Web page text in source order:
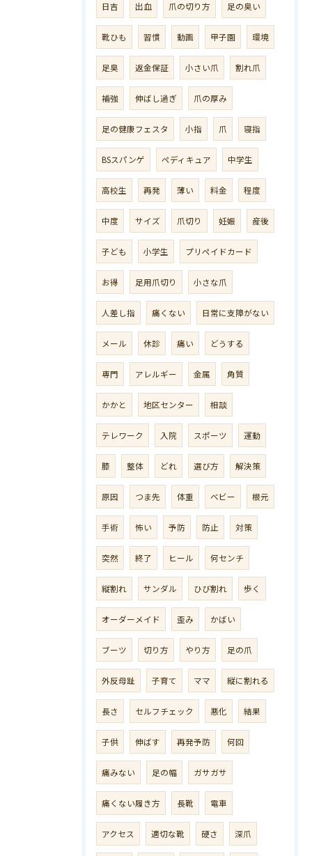
日吉 出血 爪の切り方 足の臭い
靴ひも 習慣 動画 甲子園 環境
足臭 返金保証 小さい爪 割れ爪
補強 伸ばし過ぎ 爪の厚み
足の健康フェスタ 小指 爪 寝指
BSスパンゲ ペディキュア 中学生
高校生 再発 薄い 料金 程度
中度 サイズ 爪切り 妊娠 産後
子ども 小学生 プリペイドカード
お得 足用爪切り 小さな爪
人差し指 痛くない 日常に支障がない
メール 休診 痛い どうする
専門 アレルギー 金属 角質
かかと 地区センター 相談
テレワーク 入院 スポーツ 運動
膝 整体 どれ 選び方 解決策
原因 つま先 体重 ベビー 根元
手術 怖い 予防 防止 対策
突然 終了 ヒール 何センチ
縦割れ サンダル ひび割れ 歩く
オーダーメイド 歪み かばい
ブーツ 切り方 やり方 足の爪
外反母趾 子育て ママ 縦に割れる
長さ セルフチェック 悪化 結果
子供 伸ばす 再発予防 何回
痛みない 足の幅 ガサガサ
痛くない履き方 長靴 電車
アクセス 適切な靴 硬さ 深爪